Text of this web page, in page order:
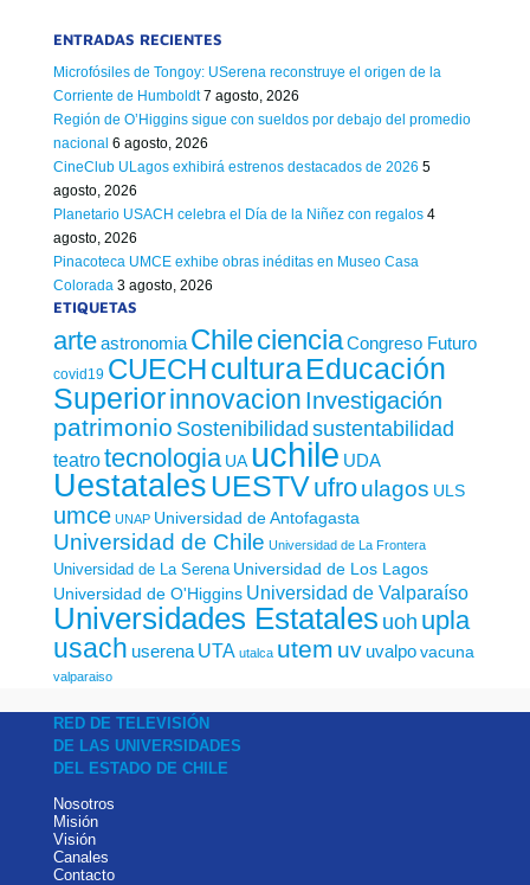
ENTRADAS RECIENTES
Microfósiles de Tongoy: USerena reconstruye el origen de la
Corriente de Humboldt 7 agosto, 2026
Región de O’Higgins sigue con sueldos por debajo del promedio
nacional 6 agosto, 2026
CineClub ULagos exhibirá estrenos destacados de 2026 5
agosto, 2026
Planetario USACH celebra el Día de la Niñez con regalos 4
agosto, 2026
Pinacoteca UMCE exhibe obras inéditas en Museo Casa
Colorada 3 agosto, 2026
ETIQUETAS
arteastronomia Chileciencia Congreso Futuro
covid19 CUECHculturaEducación
Superiorinnovacion Investigación
patrimonio Sostenibilidad sustentabilidad
teatrotecnologia UA uchile UDA
Uestatales UESTVufroulagos ULS
umce UNAP Universidad de Antofagasta
Universidad de Chile Universidad de La Frontera
Universidad de La Serena Universidad de Los Lagos
Universidad de O'Higgins Universidad de Valparaíso
Universidades Estatales uoh upla
usach userena UTA utalca utem uv uvalpo vacuna
valparaiso
RED DE TELEVISIÓN
DE LAS UNIVERSIDADES
DEL ESTADO DE CHILE
Nosotros
Misión
Visión
Canales
Contacto